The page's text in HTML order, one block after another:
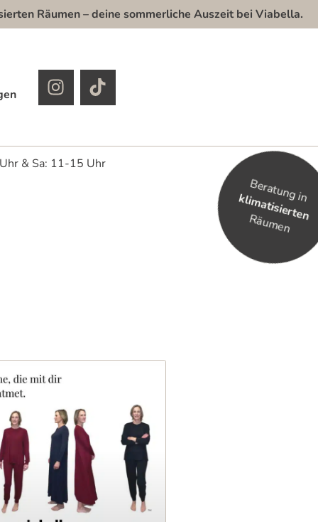
Räumen – deine sommerliche Auszeit bei Viabella.
& Sa: 11-15 Uhr
Beratung in
klimatisierten
Räumen